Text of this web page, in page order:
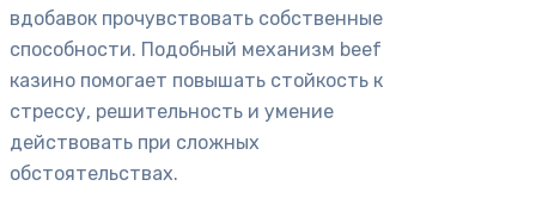
вдобавок прочувствовать собственные
способности. Подобный механизм beef
казино помогает повышать стойкость к
стрессу, решительность и умение
действовать при сложных
обстоятельствах.